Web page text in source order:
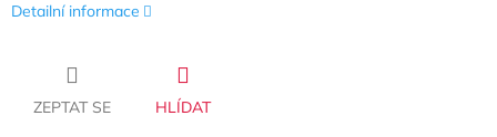
Detailní informace
ZEPTAT SE HLÍDAT